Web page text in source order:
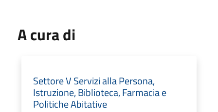
A cura di
Settore V Servizi alla Persona,
Istruzione, Biblioteca, Farmacia e
Politiche Abitative